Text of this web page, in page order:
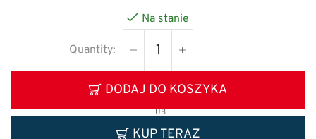
Na stanie
DODAJ DO KOSZYKA
LUB
KUP TERAZ